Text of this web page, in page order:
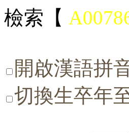
檢索【
開啟漢語拼
切換生卒年